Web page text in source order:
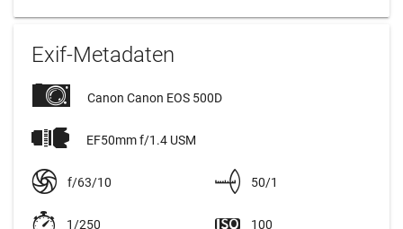
Exif-Metadaten
Canon Canon EOS 500D
EF50mm f/1.4 USM
f/63/10 50/1
1/250 100